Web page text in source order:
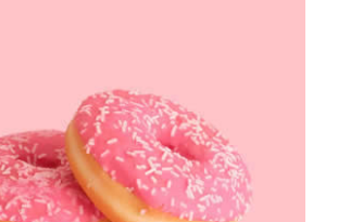
ΛΕΠΤΟΜΈΡΕΙΕΣ